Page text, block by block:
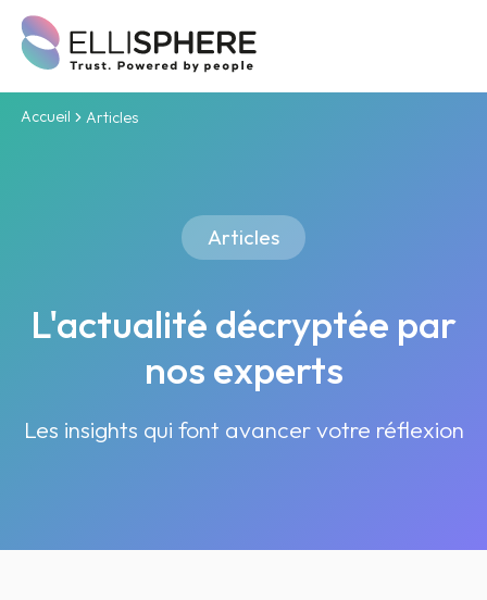
Accueil Articles
Articles
L'actualité décryptée par
nos experts
Les insights qui font avancer votre réflexion